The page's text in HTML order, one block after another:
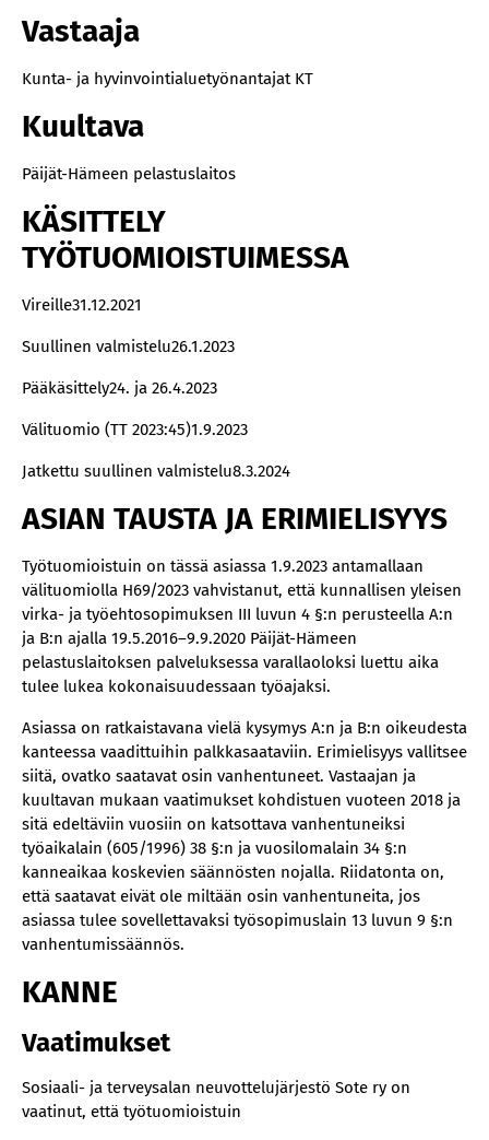
Vastaaja
Kunta- ja hyvinvointialuetyönantajat KT
Kuultava
Päijät-Hämeen pelastuslaitos
KÄSITTELY
TYÖTUOMIOISTUIMESSA
Vireille31.12.2021
Suullinen valmistelu26.1.2023
Pääkäsittely24. ja 26.4.2023
Välituomio (TT 2023:45)1.9.2023
Jatkettu suullinen valmistelu8.3.2024
ASIAN TAUSTA JA ERIMIELISYYS
Työtuomioistuin on tässä asiassa 1.9.2023 antamallaan
välituomiolla H69/2023 vahvistanut, että kunnallisen yleisen
virka- ja työehtosopimuksen III luvun 4 §:n perusteella A:n
ja B:n ajalla 19.5.2016–9.9.2020 Päijät-Hämeen
pelastuslaitoksen palveluksessa varallaoloksi luettu aika
tulee lukea kokonaisuudessaan työajaksi.
Asiassa on ratkaistavana vielä kysymys A:n ja B:n oikeudesta
kanteessa vaadittuihin palkkasaataviin. Erimielisyys vallitsee
siitä, ovatko saatavat osin vanhentuneet. Vastaajan ja
kuultavan mukaan vaatimukset kohdistuen vuoteen 2018 ja
sitä edeltäviin vuosiin on katsottava vanhentuneiksi
työaikalain (605/1996) 38 §:n ja vuosilomalain 34 §:n
kanneaikaa koskevien säännösten nojalla. Riidatonta on,
että saatavat eivät ole miltään osin vanhentuneita, jos
asiassa tulee sovellettavaksi työsopimuslain 13 luvun 9 §:n
vanhentumissäännös.
KANNE
Vaatimukset
Sosiaali- ja terveysalan neuvottelujärjestö Sote ry on
vaatinut, että työtuomioistuin